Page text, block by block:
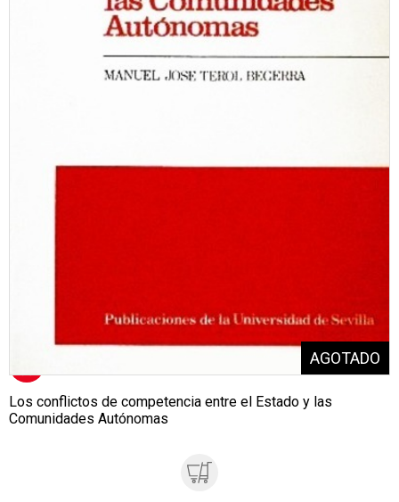
Los conflictos de competencia entre el Estado y las
Comunidades Autónomas